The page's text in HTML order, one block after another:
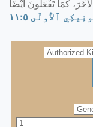
ٱلأُولَى ٥:‏١١